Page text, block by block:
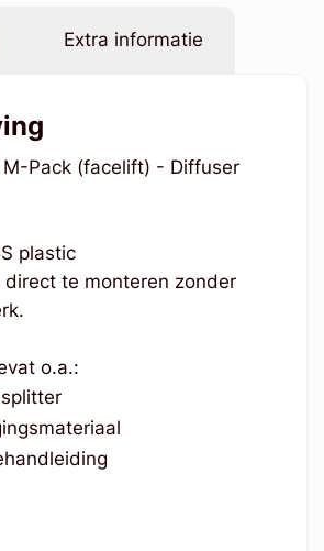
Extra informatie
M-Pack (facelift) - Diffuser
plastic
direct te monteren zonder
o.a.: